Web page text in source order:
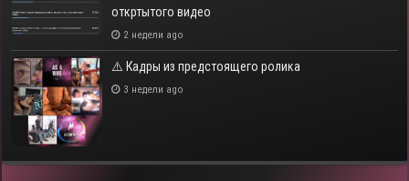
откртытого видео
2 недели ago
⚠️ Кадры из предстоящего ролика
3 недели ago